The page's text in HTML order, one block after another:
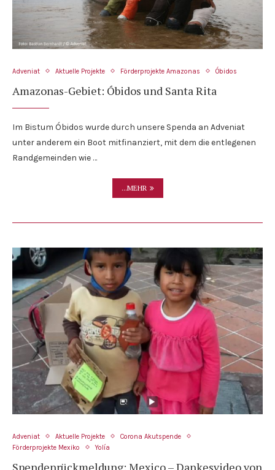
Adveniat Aktuelle Projekte Förderprojekte Amazonas Óbidos
Amazonas-Gebiet: Óbidos und Santa Rita
Im Bistum Óbidos wurde durch unsere Spenda an Adveniat
unter anderem ein Boot mitfinanziert, mit dem die entlegenen
Randgemeinden wie …
...MEHR
Adveniat Aktuelle Projekte
Corona Akutspende
Förderprojekte Mexiko
Yolía
Spendenrückmeldung: Mexico – Dankesvideo von